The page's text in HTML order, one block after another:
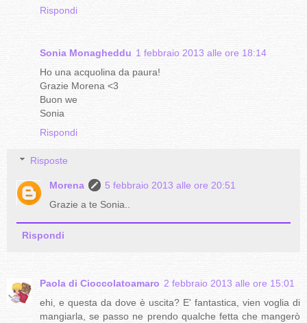
Rispondi
Sonia Monagheddu 1 febbraio 2013 alle ore 18:14
Ho una acquolina da paura!
Grazie Morena <3
Buon we
Sonia
Rispondi
Risposte
Morena
5 febbraio 2013 alle ore 20:51
Grazie a te Sonia..
Rispondi
Paola di Cioccolatoamaro 2 febbraio 2013 alle ore 15:01
ehi, e questa da dove è uscita? E' fantastica, vien voglia di
mangiarla, se passo ne prendo qualche fetta che mangerò